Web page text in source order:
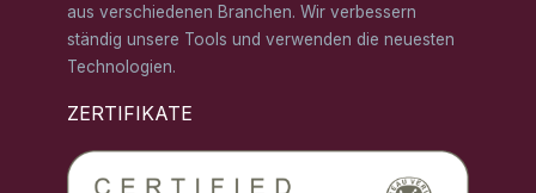
aus verschiedenen Branchen. Wir verbessern
ständig unsere Tools und verwenden die neuesten
Technologien.
ZERTIFIKATE